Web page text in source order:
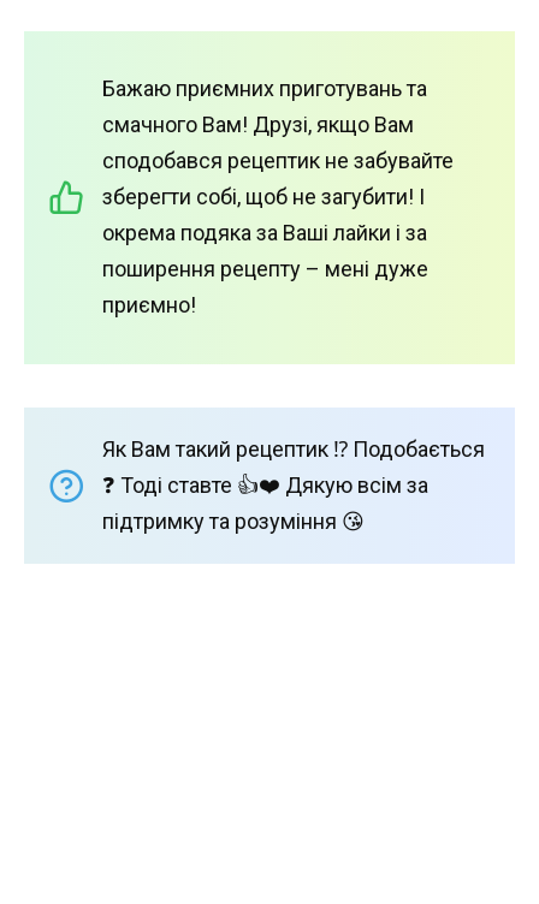
Бажаю приємних приготувань та
смачного Вам! Друзі, якщо Вам
сподобався рецептик не забувайте
зберегти собі, щоб не загубити! І
окрема подяка за Ваші лайки і за
поширення рецепту – мені дуже
приємно!
Як Вам такий рецептик ⁉️ Подобається
❓ Тоді ставте 👍❤️ Дякую всім за
підтримку та розуміння 😘